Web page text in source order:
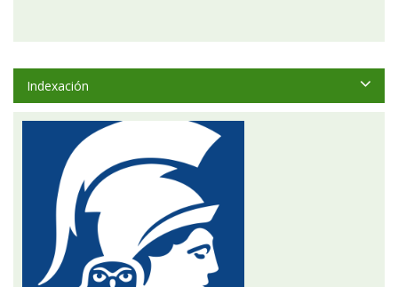
Indexación